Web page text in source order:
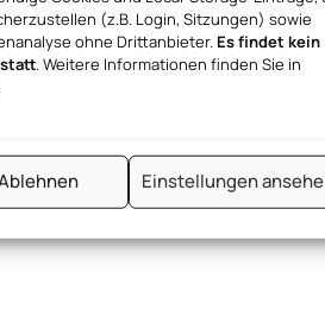
(z.B. Login, Sitzungen) sowie
ohne Drittanbieter. Es findet kein
. Weitere Informationen finden Sie in
Einstellungen